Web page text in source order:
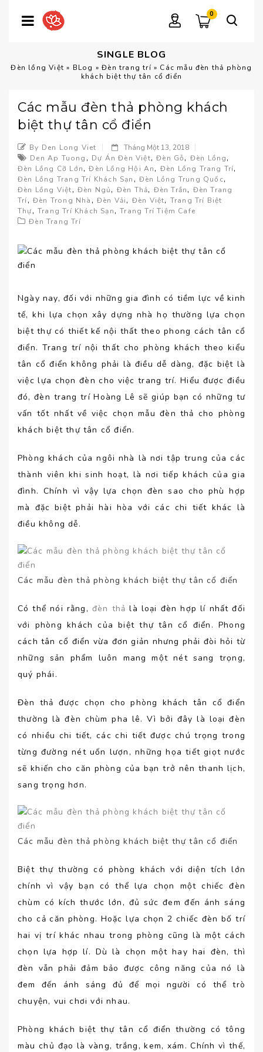
0
SINGLE BLOG
Đèn lồng Việt » BLog »Đèn trang trí » Các mẫu đèn thả phòng
khách biệt thự tân cổ điển
Các mẫu đèn thả phòng khách
biệt thự tân cổ điển
By Den Long Viet
Tháng Một 13, 2018
Den Ap Tuong , Dự Án Đèn Việt,Đèn Gỗ, Đèn Lồng,
Đèn Lồng Cỡ Lớn,Đèn Lồng Hội An, Đèn Lồng Trang Trí,
Đèn Lồng Trang Trí Khách Sạn ,Đèn Lồng Trung Quốc,
Đèn Lồng Việt,Đèn Ngủ, Đèn Thả, Đèn Trần, Đèn Trang
Trí,Đèn Trong Nhà ,Đèn Vải, Đèn Việt, Trang Trí Biệt
Thự,Trang Trí Khách Sạn,Trang Trí Tiệm Cafe
Đèn Trang Trí
Ngày nay, đối với những gia đình có tiềm lực về kinh
tế, khi lựa chọn xây dựng nhà họ thường lựa chọn
biệt thự có thiết kế nội thất theo phong cách tân cổ
điển. Trang trí nội thất cho phòng khách theo kiểu
tân cổ điển không phải là điều dễ dàng, đặc biệt là
việc lựa chọn đèn cho việc trang trí. Hiểu được điều
đó, đèn trang trí Hoàng Lê sẽ giúp bạn có những tư
vấn tốt nhất về việc chọn mẫu đèn thả cho phòng
khách biệt thự tân cổ điển.
Phòng khách của ngôi nhà là nơi tập trung của các
thành viên khi sinh hoạt, là nơi tiếp khách của gia
đình. Chính vì vậy lựa chọn đèn sao cho phù hợp
mà đặc biệt phải hài hòa với các chi tiết khác là
điều không dễ.
Các mẫu đèn thả phòng khách biệt thự tân cổ điển
Có thể nói rằng, đèn thả là loại đèn hợp lí nhất đối
với phòng khách của biệt thự tân cổ điển. Phong
cách tân cổ điển vừa đơn giản nhưng phải đòi hỏi từ
những sản phẩm luôn mang một nét sang trọng,
quý phái.
Đèn thả được chọn cho phòng khách tân cổ điển
thường là đèn chùm pha lê. Vì bởi đây là loại đèn
có nhiều chi tiết, các chi tiết được chú trọng trong
từng đường nét uốn lượn, những họa tiết giọt nước
sẽ khiến cho căn phòng của bạn trở nên thanh lịch,
sang trọng hơn.
Các mẫu đèn thả phòng khách biệt thự tân cổ điển
Biệt thự thường có phòng khách với diện tích lớn
chính vì vậy bạn có thể lựa chọn một chiếc đèn
chùm có kích thước lớn, đủ sức đem đến ánh sáng
cho cả căn phòng. Hoặc lựa chọn 2 chiếc đèn bố trí
hai vị trí khác nhau trong phòng cũng là một cách
chọn lựa hợp lí. Dù là chọn một hay hai đèn, thì
đèn vẫn phải đảm bảo được công năng của nó là
đem đến ánh sáng đủ để mọi người có thể trò
chuyện, vui chơi với nhau.
Phòng khách biệt thự tân cổ điển thường có tông
màu chủ đạo là vàng, trắng, kem, xám. Chính vì thế,